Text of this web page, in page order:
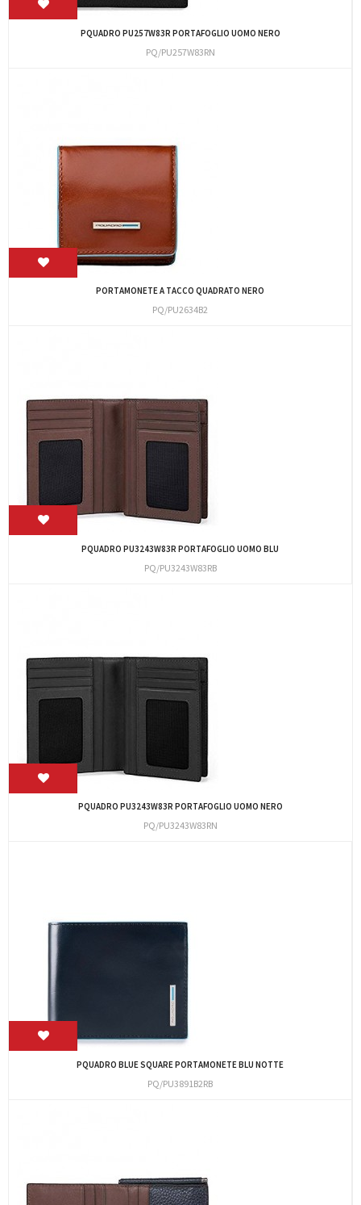
PQUADRO PU257W83R PORTAFOGLIO UOMO NERO
PQ/PU257W83RN
PORTAMONETE A TACCO QUADRATO NERO
PQ/PU2634B2
PQUADRO PU3243W83R PORTAFOGLIO UOMO BLU
PQ/PU3243W83RB
PQUADRO PU3243W83R PORTAFOGLIO UOMO NERO
PQ/PU3243W83RN
PQUADRO BLUE SQUARE PORTAMONETE BLU NOTTE
PQ/PU3891B2RB